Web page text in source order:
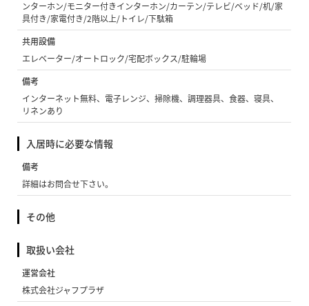
ンターホン/モニター付きインターホン/カーテン/テレビ/ベッド/机/家
具付き/家電付き/2階以上/トイレ/下駄箱
共用設備
エレベーター/オートロック/宅配ボックス/駐輪場
備考
インターネット無料、電子レンジ、掃除機、調理器具、食器、寝具、
リネンあり
入居時に必要な情報
備考
詳細はお問合せ下さい。
その他
取扱い会社
運営会社
株式会社ジャフプラザ